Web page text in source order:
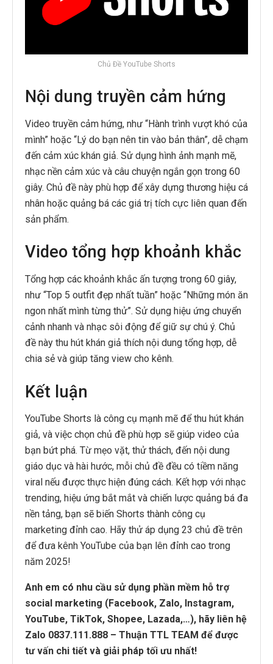
Chủ Đề YouTube Shorts
Nội dung truyền cảm hứng
Video truyền cảm hứng, như “Hành trình vượt khó của
mình” hoặc “Lý do bạn nên tin vào bản thân”, dễ chạm
đến cảm xúc khán giả. Sử dụng hình ảnh mạnh mẽ,
nhạc nền cảm xúc và câu chuyện ngắn gọn trong 60
giây. Chủ đề này phù hợp để xây dựng thương hiệu cá
nhân hoặc quảng bá các giá trị tích cực liên quan đến
sản phẩm.
Video tổng hợp khoảnh khắc
Tổng hợp các khoảnh khắc ấn tượng trong 60 giây,
như “Top 5 outfit đẹp nhất tuần” hoặc “Những món ăn
ngon nhất mình từng thử”. Sử dụng hiệu ứng chuyển
cảnh nhanh và nhạc sôi động để giữ sự chú ý. Chủ
đề này thu hút khán giả thích nội dung tổng hợp, dễ
chia sẻ và giúp tăng view cho kênh.
Kết luận
YouTube Shorts là công cụ mạnh mẽ để thu hút khán
giả, và việc chọn chủ đề phù hợp sẽ giúp video của
bạn bứt phá. Từ mẹo vặt, thử thách, đến nội dung
giáo dục và hài hước, mỗi chủ đề đều có tiềm năng
viral nếu được thực hiện đúng cách. Kết hợp với nhạc
trending, hiệu ứng bắt mắt và chiến lược quảng bá đa
nền tảng, bạn sẽ biến Shorts thành công cụ
marketing đỉnh cao. Hãy thử áp dụng 23 chủ đề trên
để đưa kênh YouTube của bạn lên đỉnh cao trong
năm 2025!
Anh em có nhu cầu sử dụng phần mềm hỗ trợ
social marketing (Facebook, Zalo, Instagram,
YouTube, TikTok, Shopee, Lazada,…), hãy liên hệ
Zalo 0837.111.888 – Thuận TTL TEAM để được
tư vấn chi tiết và giải pháp tối ưu nhất!